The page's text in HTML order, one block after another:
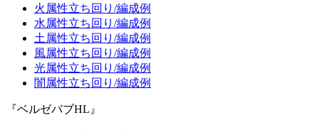
火属性立ち回り/編成例
水属性立ち回り/編成例
土属性立ち回り/編成例
風属性立ち回り/編成例
光属性立ち回り/編成例
闇属性立ち回り/編成例
『ベルゼバブHL』